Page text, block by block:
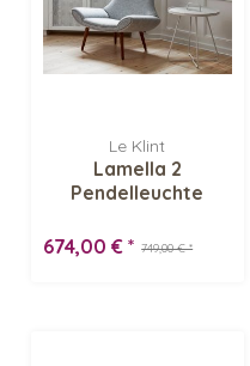
Le Klint
Lamella 2
Pendelleuchte
749,00 € *
674,00 € *